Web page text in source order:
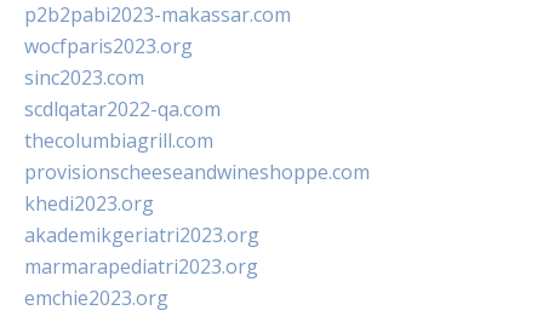
p2b2pabi2023-makassar.com
wocfparis2023.org
sinc2023.com
scdlqatar2022-qa.com
thecolumbiagrill.com
provisionscheeseandwineshoppe.com
khedi2023.org
akademikgeriatri2023.org
marmarapediatri2023.org
emchie2023.org